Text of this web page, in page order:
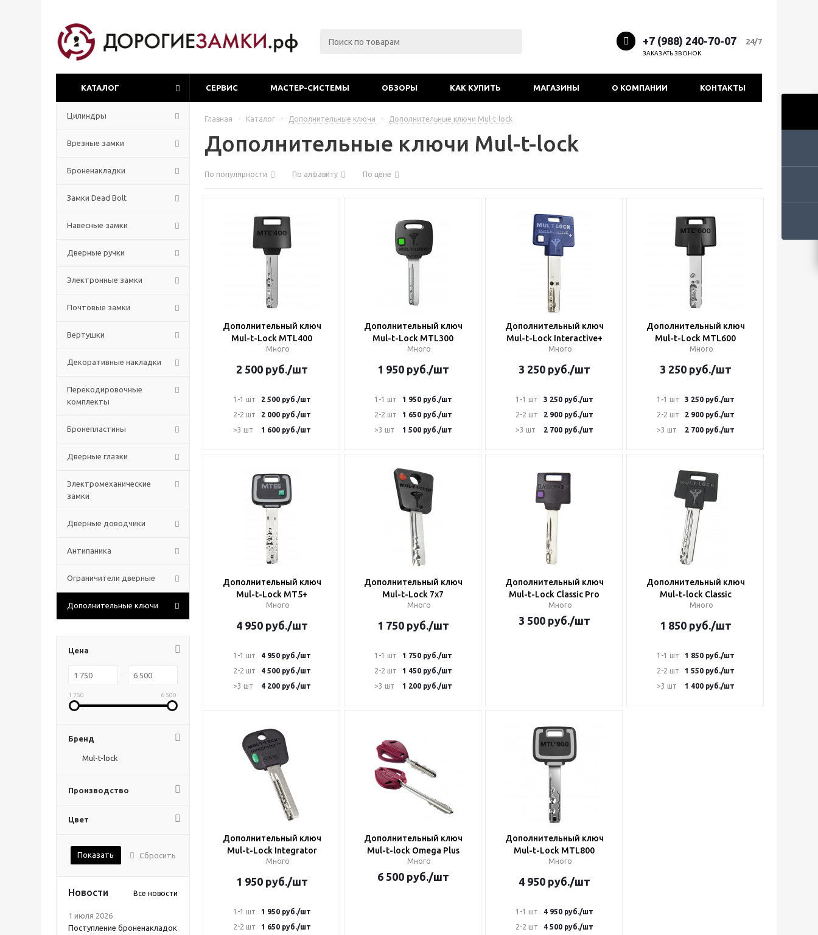
+7 (988) 240-70-07 24/7
ЗАКАЗАТЬ ЗВОНОК
КАТАЛОГ СЕРВИС МАСТЕР-СИСТЕМЫ ОБЗОРЫ КАК КУПИТЬ МАГАЗИНЫ О КОМПАНИИ КОНТАКТЫ
Цилиндры
Врезные замки
Броненакладки
Замки Dead Bolt
Навесные замки
Дверные ручки
Электронные замки
Почтовые замки
Вертушки
Декоративные накладки
Перекодировочные
комплекты
Бронепластины
Дверные глазки
Электромеханические
замки
Дверные доводчики
Антипаника
Ограничители дверные
Дополнительные ключи
Цена
1 750 6 500
Бренд
Mul-t-lock
Производство
Цвет
Показать Сбросить
Новости Все новости
1 июля 2026
Поступление броненакладок
Главная - Каталог - Дополнительные ключи - Дополнительные ключи Mul-t-lock
Дополнительные ключи Mul-t-lock
По популярности По алфавиту По цене
Дополнительный ключ
Mul-t-Lock MTL400
Много
2 500руб./шт
1-1 шт 2 500руб./шт
2-2 шт
2 000руб./шт
>3 шт
1 600руб./шт
Дополнительный ключ
Mul-t-Lock MTL300
Много
1 950руб./шт
1-1 шт 1 950руб./шт
2-2 шт
1 650руб./шт
>3 шт
1 500руб./шт
Дополнительный ключ
Mul-t-Lock Interactive+
Много
3 250руб./шт
1-1 шт 3 250руб./шт
2-2 шт
2 900руб./шт
>3 шт
2 700руб./шт
Дополнительный ключ
Mul-t-Lock MTL600
Много
3 250руб./шт
1-1 шт 3 250руб./шт
2-2 шт
2 900руб./шт
>3 шт
2 700руб./шт
Дополнительный ключ
Mul-t-Lock MT5+
Много
4 950руб./шт
1-1 шт 4 950руб./шт
2-2 шт
4 500руб./шт
>3 шт
4 200руб./шт
Дополнительный ключ
Mul-t-Lock 7x7
Много
1 750руб./шт
1-1 шт 1 750руб./шт
2-2 шт
1 450руб./шт
>3 шт
1 200руб./шт
Дополнительный ключ
Mul-t-Lock Classic Pro
Много
3 500руб./шт
Дополнительный ключ
Mul-t-lock Classic
Много
1 850руб./шт
1-1 шт 1 850руб./шт
2-2 шт
1 550руб./шт
>3 шт
1 400руб./шт
Дополнительный ключ
Mul-t-Lock Integrator
Много
1 950руб./шт
1-1 шт 1 950руб./шт
2-2 шт
1 650руб./шт
Дополнительный ключ
Mul-t-lock Omega Plus
Много
6 500руб./шт
Дополнительный ключ
Mul-t-Lock MTL800
Много
4 950руб./шт
1-1 шт 4 950руб./шт
2-2 шт
4 500руб./шт